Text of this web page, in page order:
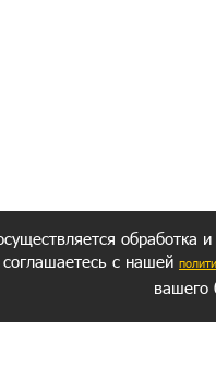
обработка
с нашей
вашего